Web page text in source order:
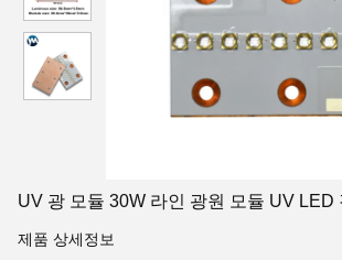
UV 광 모듈 30W 라인 광원 모듈 UV LED
제품 상세정보